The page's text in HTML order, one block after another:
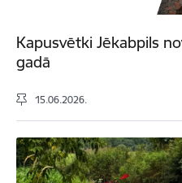
Kapusvētki Jēkabpils
gadā
15.06.2026.